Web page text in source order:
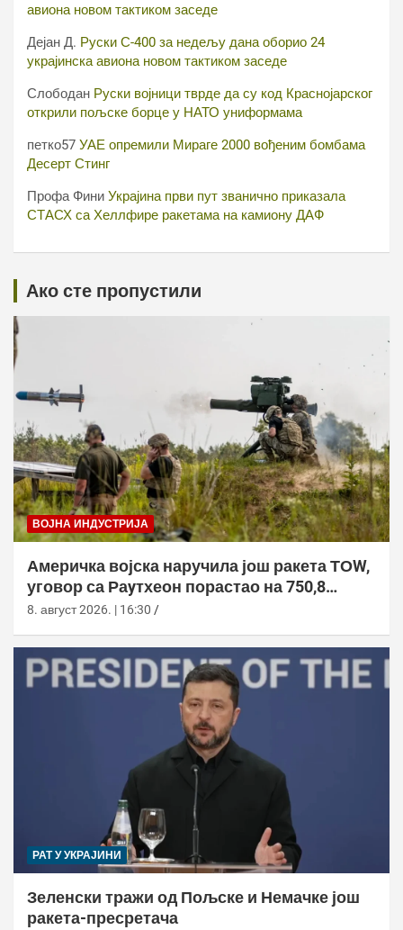
авиона новом тактиком заседе
Дејан Д. Руски С-400 за недељу дана оборио 24
украјинска авиона новом тактиком заседе
Слободан Руски војници тврде да су код Краснојарског
открили пољске борце у НАТО униформама
петко57 УАЕ опремили Мираге 2000 вођеним бомбама
Десерт Стинг
Профа Фини Украјина први пут званично приказала
СТАСХ са Хеллфире ракетама на камиону ДАФ
Ако сте пропустили
ВОЈНА ИНДУСТРИЈА
Америчка војска наручила још ракета ТОW,
уговор са Раyтхеон порастао на 750,8
милиона долара
8. август 2026. | 16:30
РАТ У УКРАЈИНИ
Зеленски тражи од Пољске и Немачке још
ракета-пресретача